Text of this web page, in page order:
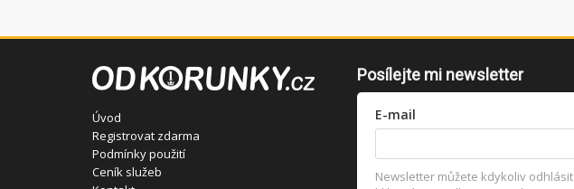
Úvod
Registrovat zdarma
Podmínky použití
Ceník služeb
Posílejte mi newsletter
E-mail
Newsletter můžete kdykoliv odhlásit